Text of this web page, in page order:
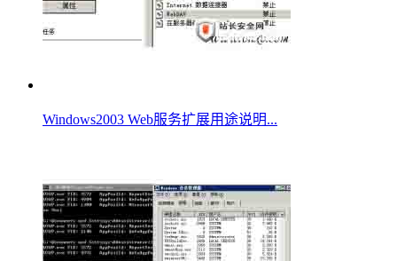
Windows2003 Web服务扩展用途说明...